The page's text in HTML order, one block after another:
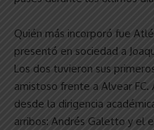
Quién más incorporó fue
presentó en sociedad a
Los dos tuvieron sus
amistoso frente a Alvear FC.
desde la dirigencia
arribos: Andrés Galetto y el